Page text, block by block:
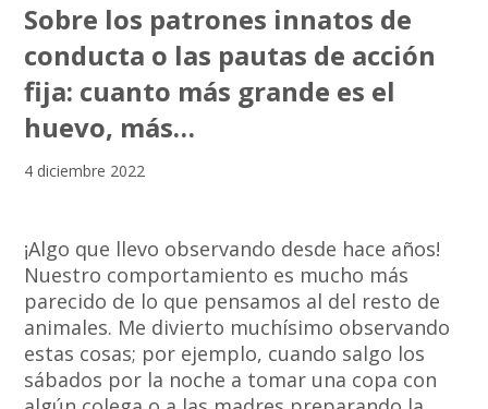
Sobre los patrones innatos de
conducta o las pautas de acción
fija: cuanto más grande es el
huevo, más…
4 diciembre 2022
¡Algo que llevo observando desde hace años!
Nuestro comportamiento es mucho más
parecido de lo que pensamos al del resto de
animales. Me divierto muchísimo observando
estas cosas; por ejemplo, cuando salgo los
sábados por la noche a tomar una copa con